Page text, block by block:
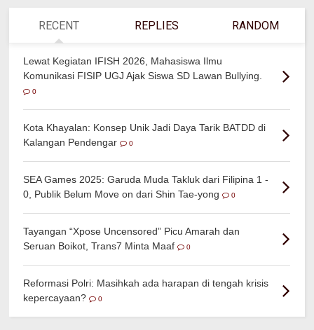
RECENT REPLIES RANDOM
Lewat Kegiatan IFISH 2026, Mahasiswa Ilmu
Komunikasi FISIP UGJ Ajak Siswa SD Lawan Bullying.
0
Kota Khayalan: Konsep Unik Jadi Daya Tarik BATDD di
Kalangan Pendengar
0
SEA Games 2025: Garuda Muda Takluk dari Filipina 1 -
0, Publik Belum Move on dari Shin Tae-yong
0
Tayangan “Xpose Uncensored” Picu Amarah dan
Seruan Boikot, Trans7 Minta Maaf
0
Reformasi Polri: Masihkah ada harapan di tengah krisis
kepercayaan?
0